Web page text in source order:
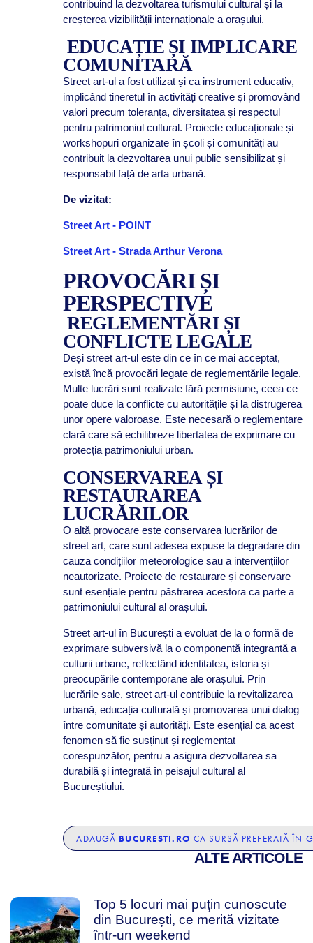
contribuind la dezvoltarea turismului cultural și la
creșterea vizibilității internaționale a orașului.
EDUCAȚIE ȘI IMPLICARE
COMUNITARĂ
Street art-ul a fost utilizat și ca instrument educativ,
implicând tineretul în activități creative și promovând
valori precum toleranța, diversitatea și respectul
pentru patrimoniul cultural. Proiecte educaționale și
workshopuri organizate în școli și comunități au
contribuit la dezvoltarea unui public sensibilizat și
responsabil față de arta urbană.
De vizitat:
Street Art - POINT
Street Art - Strada Arthur Verona
PROVOCĂRI ȘI
PERSPECTIVE
REGLEMENTĂRI ȘI
CONFLICTE LEGALE
Deși street art-ul este din ce în ce mai acceptat,
există încă provocări legate de reglementările legale.
Multe lucrări sunt realizate fără permisiune, ceea ce
poate duce la conflicte cu autoritățile și la distrugerea
unor opere valoroase. Este necesară o reglementare
clară care să echilibreze libertatea de exprimare cu
protecția patrimoniului urban.
CONSERVAREA ȘI
RESTAURAREA
LUCRĂRILOR
O altă provocare este conservarea lucrărilor de
street art, care sunt adesea expuse la degradare din
cauza condițiilor meteorologice sau a intervențiilor
neautorizate. Proiecte de restaurare și conservare
sunt esențiale pentru păstrarea acestora ca parte a
patrimoniului cultural al orașului.
Street art-ul în București a evoluat de la o formă de
exprimare subversivă la o componentă integrantă a
culturii urbane, reflectând identitatea, istoria și
preocupările contemporane ale orașului. Prin
lucrările sale, street art-ul contribuie la revitalizarea
urbană, educația culturală și promovarea unui dialog
între comunitate și autorități. Este esențial ca acest
fenomen să fie susținut și reglementat
corespunzător, pentru a asigura dezvoltarea sa
durabilă și integrată în peisajul cultural al
Bucureștiului.
ADAUGĂ BUCURESTI.RO CA SURSĂ PREFERATĂ ÎN
ALTE ARTICOLE
Top 5 locuri mai puțin cunoscute
din București, ce merită vizitate
într-un weekend